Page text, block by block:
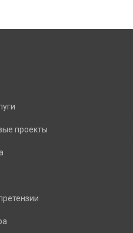
проекты